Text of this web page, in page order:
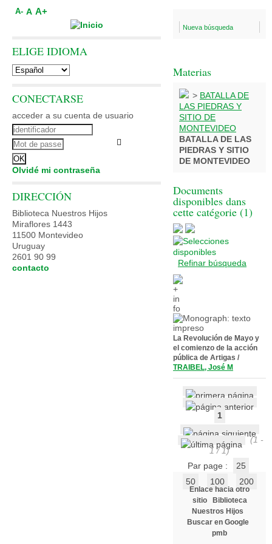
Nueva búsqueda
Materias
> BATALLA DE
LAS PIEDRAS Y
SITIO DE
MONTEVIDEO
BATALLA DE LAS
PIEDRAS Y SITIO
DE MONTEVIDEO
Documents
disponibles dans
cette catégorie (1)
Refinar búsqueda
La Revolución de Mayo y
el comienzo de la acción
pública de Artigas /
TRAIBEL, José M
1
(1 -
1 / 1)
Par page :
25
50
100 200
Enlace hacia otro
sitio
Biblioteca
Nuestros Hijos
Buscar en Google
pmb
A- A A+
ELIGE IDIOMA
CONECTARSE
acceder a su cuenta de usuario
Olvidé mi contraseña
DIRECCIÓN
Biblioteca Nuestros Hijos
Miraflores 1443
11500 Montevideo
Uruguay
2601 90 99
contacto